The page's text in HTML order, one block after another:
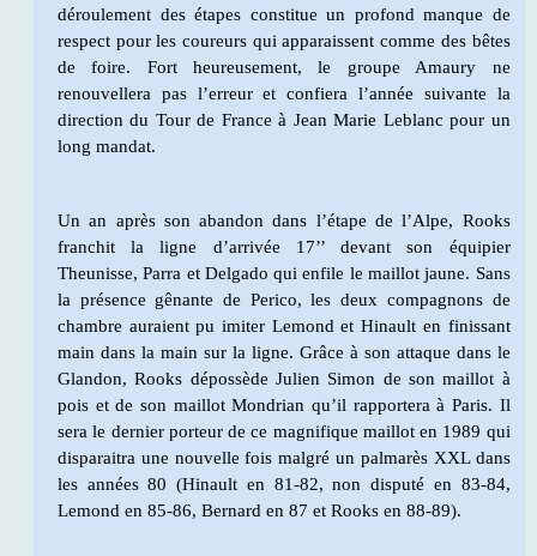
déroulement des étapes constitue un profond manque de
respect pour les coureurs qui apparaissent comme des bêtes
de foire. Fort heureusement, le groupe Amaury ne
renouvellera pas l’erreur et confiera l’année suivante la
direction du Tour de France à Jean Marie Leblanc pour un
long mandat.
Un an après son abandon dans l’étape de l’Alpe, Rooks
franchit la ligne d’arrivée 17’’ devant son équipier
Theunisse, Parra et Delgado qui enfile le maillot jaune. Sans
la présence gênante de Perico, les deux compagnons de
chambre auraient pu imiter Lemond et Hinault en finissant
main dans la main sur la ligne. Grâce à son attaque dans le
Glandon, Rooks dépossède Julien Simon de son maillot à
pois et de son maillot Mondrian qu’il rapportera à Paris. Il
sera le dernier porteur de ce magnifique maillot en 1989 qui
disparaitra une nouvelle fois malgré un palmarès XXL dans
les années 80 (Hinault en 81-82, non disputé en 83-84,
Lemond en 85-86, Bernard en 87 et Rooks en 88-89).